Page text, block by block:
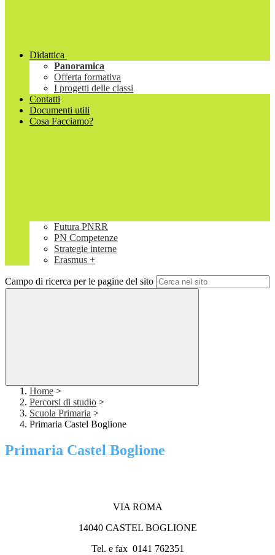
Didattica
Panoramica
Offerta formativa
I progetti delle classi
Contatti
Documenti utili
Cosa Facciamo?
Futura PNRR
PN Competenze
Strategie interne
Erasmus +
Campo di ricerca per le pagine del sito
Home >
Percorsi di studio >
Scuola Primaria >
Primaria Castel Boglione
Primaria Castel Boglione
VIA ROMA
14040 CASTEL BOGLIONE
Tel. e fax 0141 762351